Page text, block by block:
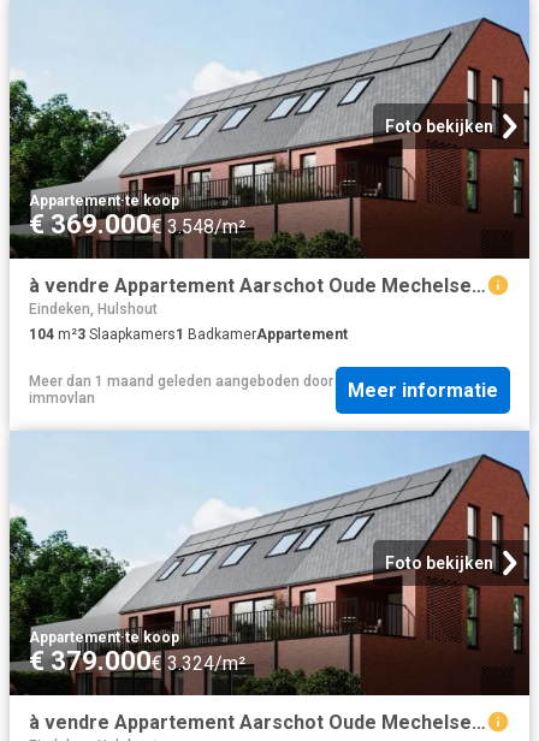
Foto bekijken
Appartement·te koop
€ 369.000€ 3.548/m²
à vendre Appartement Aarschot Oude Mechelsebaan
Eindeken, Hulshout
104 m²3 Slaapkamers1 BadkamerAppartement
Meer dan 1 maand geleden aangeboden door
immovlan
Meer informatie
Foto bekijken
Appartement·te koop
€ 379.000€ 3.324/m²
à vendre Appartement Aarschot Oude Mechelsebaan